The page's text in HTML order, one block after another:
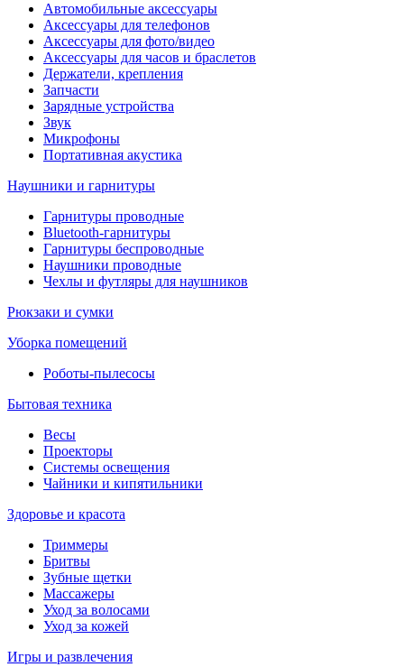
Автомобильные аксессуары
Аксессуары для телефонов
Аксессуары для фото/видео
Аксессуары для часов и браслетов
Держатели, крепления
Запчасти
Зарядные устройства
Звук
Микрофоны
Портативная акустика
Наушники и гарнитуры
Гарнитуры проводные
Bluetooth-гарнитуры
Гарнитуры беспроводные
Наушники проводные
Чехлы и футляры для наушников
Рюкзаки и сумки
Уборка помещений
Роботы-пылесосы
Бытовая техника
Весы
Проекторы
Системы освещения
Чайники и кипятильники
Здоровье и красота
Триммеры
Бритвы
Зубные щетки
Массажеры
Уход за волосами
Уход за кожей
Игры и развлечения